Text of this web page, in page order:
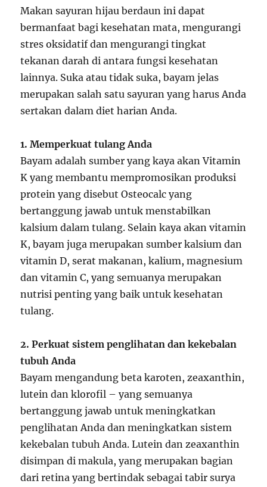
Makan sayuran hijau berdaun ini dapat
bermanfaat bagi kesehatan mata, mengurangi
stres oksidatif dan mengurangi tingkat
tekanan darah di antara fungsi kesehatan
lainnya. Suka atau tidak suka, bayam jelas
merupakan salah satu sayuran yang harus Anda
sertakan dalam diet harian Anda.
1. Memperkuat tulang Anda
Bayam adalah sumber yang kaya akan Vitamin
K yang membantu mempromosikan produksi
protein yang disebut Osteocalc yang
bertanggung jawab untuk menstabilkan
kalsium dalam tulang. Selain kaya akan vitamin
K, bayam juga merupakan sumber kalsium dan
vitamin D, serat makanan, kalium, magnesium
dan vitamin C, yang semuanya merupakan
nutrisi penting yang baik untuk kesehatan
tulang.
2. Perkuat sistem penglihatan dan kekebalan
tubuh Anda
Bayam mengandung beta karoten, zeaxanthin,
lutein dan klorofil – yang semuanya
bertanggung jawab untuk meningkatkan
penglihatan Anda dan meningkatkan sistem
kekebalan tubuh Anda. Lutein dan zeaxanthin
disimpan di makula, yang merupakan bagian
dari retina yang bertindak sebagai tabir surya